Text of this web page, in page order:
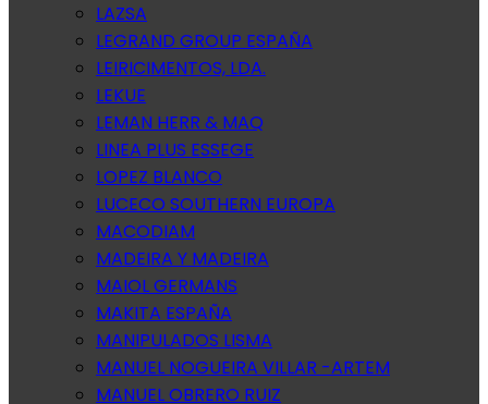
LAZSA
LEGRAND GROUP ESPAÑA
LEIRICIMENTOS, LDA.
LEKUE
LEMAN HERR & MAQ
LINEA PLUS ESSEGE
LOPEZ BLANCO
LUCECO SOUTHERN EUROPA
MACODIAM
MADEIRA Y MADEIRA
MAIOL GERMANS
MAKITA ESPAÑA
MANIPULADOS LISMA
MANUEL NOGUEIRA VILLAR -ARTEM
MANUEL OBRERO RUIZ